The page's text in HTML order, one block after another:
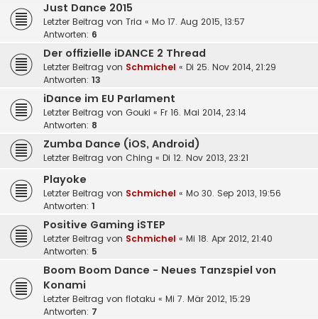
Just Dance 2015
Letzter Beitrag von Tria « Mo 17. Aug 2015, 13:57
Antworten: 6
Der offizielle iDANCE 2 Thread
Letzter Beitrag von Schmichel « Di 25. Nov 2014, 21:29
Antworten: 13
iDance im EU Parlament
Letzter Beitrag von Gouki « Fr 16. Mai 2014, 23:14
Antworten: 8
Zumba Dance (iOS, Android)
Letzter Beitrag von Ching « Di 12. Nov 2013, 23:21
Playoke
Letzter Beitrag von Schmichel « Mo 30. Sep 2013, 19:56
Antworten: 1
Positive Gaming iSTEP
Letzter Beitrag von Schmichel « Mi 18. Apr 2012, 21:40
Antworten: 5
Boom Boom Dance - Neues Tanzspiel von
Konami
Letzter Beitrag von flotaku « Mi 7. Mär 2012, 15:29
Antworten: 7